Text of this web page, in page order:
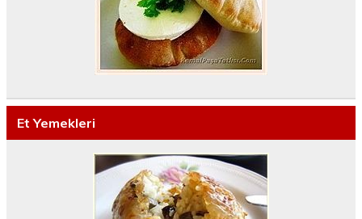
Et Yemekleri